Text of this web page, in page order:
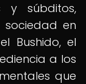
y súbditos,
en
Bushido, el
a los
que